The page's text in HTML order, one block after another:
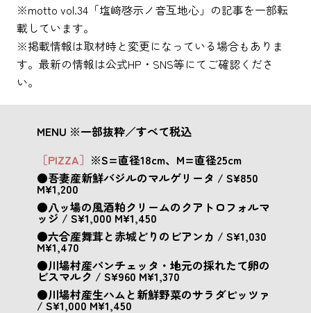
※motto vol.34「塩﨑啓示ノ音互地心」の記事を一部転
載しています。
※掲載情報は取材時と変更になっている場合もありま
す。最新の情報は公式HP・SNS等にてご確認くださ
い。
MENU ※一部抜粋／すべて税込
［PIZZA］ ※S=直径18cm、M=直径25cm
●吾妻産新鮮バジルのマルゲリータ / S¥850
M¥1,200
●八ッ場の風酒粕クリームのクアトロフォルマ
ッジ / S¥1,000 M¥1,450
●六合産舞茸と赤城どりのビアンカ / S¥1,030
M¥1,470
●川場村産パンチェッタ・地元の採れたて卵の
ビスマルク / S¥960 M¥1,370
●川場村産生ハムと新鮮野菜のサラダピッツァ
/ S¥1,000 M¥1,450